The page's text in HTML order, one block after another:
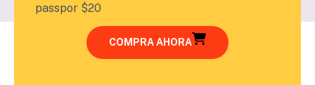
passpor $20
COMPRA AHORA